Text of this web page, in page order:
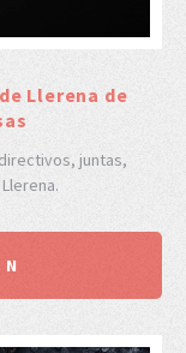
Llerena de
juntas,